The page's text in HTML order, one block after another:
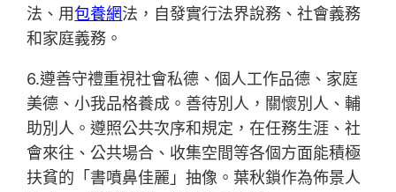
法、用包養網法，自發實行法界說務、社會義務
和家庭義務。
6.遵善守禮重視社會私德、個人工作品德、家庭
美德、小我品格養成。善待別人，關懷別人、輔
助別人。遵照公共次序和規定，在任務生涯、社
會來往、公共場合、收集空間等各個方面能積極
扶貧的「書噴鼻佳麗」抽像。葉秋鎖作為佈景人